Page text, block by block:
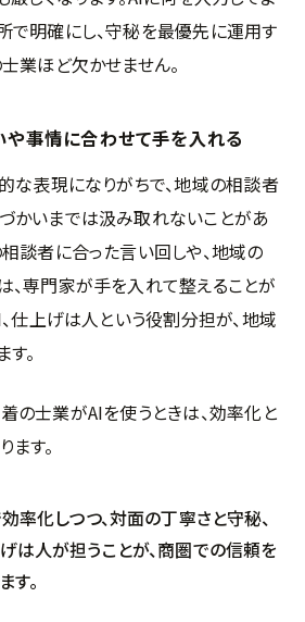
で明確にし、守秘を最優先に運用す
業ほど欠かせません。
事情に合わせて手を入れる
な表現になりがちで、地域の相談者
かいまでは汲み取れないことがあ
談者に合った言い回しや、地域の
、専門家が手を入れて整えることが
仕上げは人という役割分担が、地域
。
の士業がAIを使うときは、効率化と
す。
率化しつつ、対面の丁寧さと守秘、
は人が担うことが、商圏での信頼を
。